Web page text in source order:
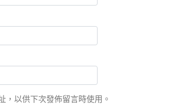
，以供下次發佈留言時使用。